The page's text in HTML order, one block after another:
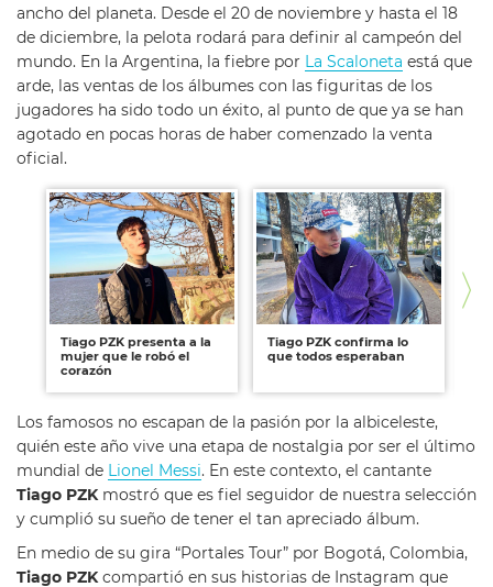
ancho del planeta. Desde el 20 de noviembre y hasta el 18
de diciembre, la pelota rodará para definir al campeón del
mundo. En la Argentina, la fiebre por
La Scaloneta está que
arde, las ventas de los álbumes con las figuritas de los
jugadores ha sido todo un éxito, al punto de que ya se han
agotado en pocas horas de haber comenzado la venta
oficial.
Tiago PZK presenta a la
mujer que le robó el
corazón
Tiago PZK confirma lo
que todos esperaban
Los famosos no escapan de la pasión por la albiceleste,
quién este año vive una etapa de nostalgia por ser el último
mundial de
Lionel Messi. En este contexto, el cantante
Tiago PZK mostró que es fiel seguidor de nuestra selección
y cumplió su sueño de tener el tan apreciado álbum.
En medio de su gira “Portales Tour” por Bogotá, Colombia,
Tiago PZKcompartió en sus historias de Instagram que